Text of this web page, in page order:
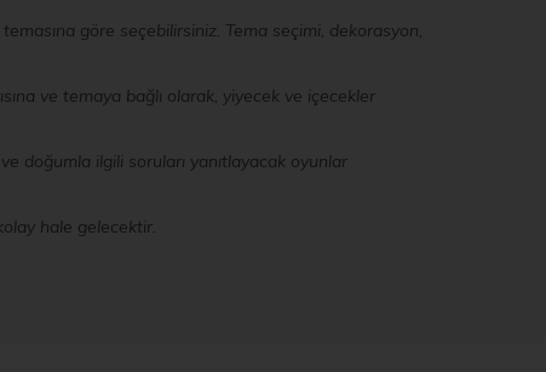
göre seçebilirsiniz. Tema seçimi, dekorasyon,
ve temaya bağlı olarak, yiyecek ve içecekler
doğumla ilgili soruları yanıtlayacak oyunlar
hale gelecektir.